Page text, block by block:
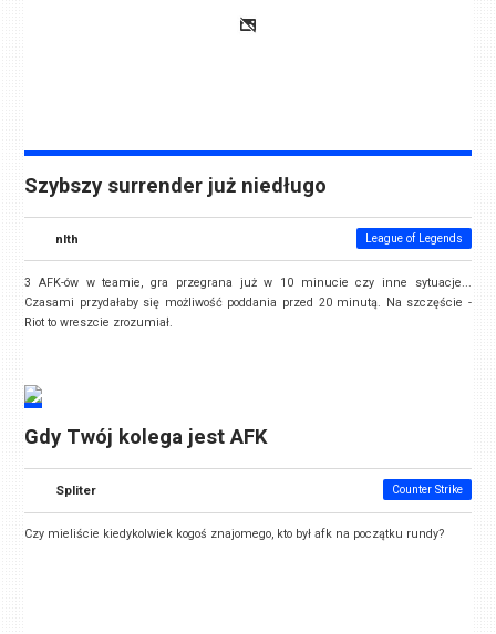
Szybszy surrender już niedługo
nlth League of Legends
3 AFK-ów w teamie, gra przegrana już w 10 minucie czy inne sytuacje...
Czasami przydałaby się możliwość poddania przed 20 minutą. Na szczęście -
Riot to wreszcie zrozumiał.
Gdy Twój kolega jest AFK
Spliter Counter Strike
Czy mieliście kiedykolwiek kogoś znajomego, kto był afk na początku rundy?